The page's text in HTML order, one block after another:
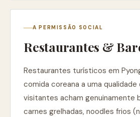
A PERMISSÃO SOCIAL
Restaurantes &
Restaurantes turísticos em
comida coreana a uma
visitantes acham genuinamente
carnes grelhadas, noodles frios